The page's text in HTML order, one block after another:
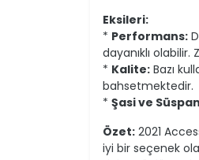
Eksileri:
* Performans:
dayanıklı olabilir.
* Kalite: Bazı
bahsetmektedir.
* Şasi ve
Özet: 2021
iyi bir seçenek